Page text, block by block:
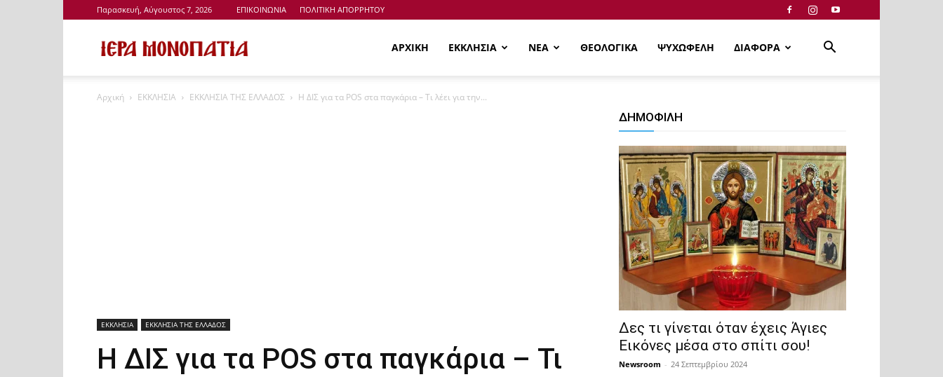
Παρασκευή, Αύγουστος 7, 2026 ΕΠΙΚΟΙΝΩΝΙΑ ΠΟΛΙΤΙΚΗ ΑΠΟΡΡΗΤΟΥ
Μονοπάτια
ΑΡΧΙΚΗ ΕΚΚΛΗΣΙΑ ΝΕΑ ΘΕΟΛΟΓΙΚΑ ΨΥΧΩΦΕΛΗ ΔΙΑΦΟΡΑ
Αρχική ΕΚΚΛΗΣΙΑ ΕΚΚΛΗΣΙΑ ΤΗΣ ΕΛΛΑΔΟΣ Η ΔΙΣ για τα POS στα παγκάρια – Τι λέει για την...
ΕΚΚΛΗΣΙΑ ΕΚΚΛΗΣΙΑ ΤΗΣ ΕΛΛΑΔΟΣ
Η ΔΙΣ για τα POS στα παγκάρια – Τι
ΔΗΜΟΦΙΛΗ
Δες τι γίνεται όταν έχεις Άγιες
Εικόνες μέσα στο σπίτι σου!
Newsroom - 24 Σεπτεμβρίου 2024